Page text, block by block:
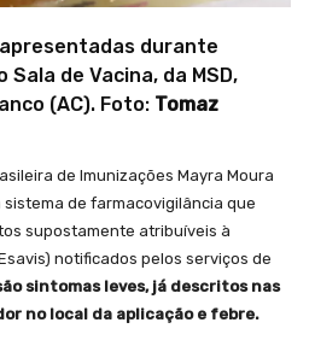
durante
de Vacina, da MSD,
(AC). Foto: Tomaz
de Imunizações Mayra Moura
sistema de farmacovigilância que
supostamente atribuíveis à
notificados pelos serviços de
sintomas leves, já descritos nas
no local da aplicação e febre.